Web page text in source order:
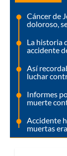
Cáncer de
doloroso,
La historia
accidente
Así
luchar
Informes
muerte
Accidente
muertas